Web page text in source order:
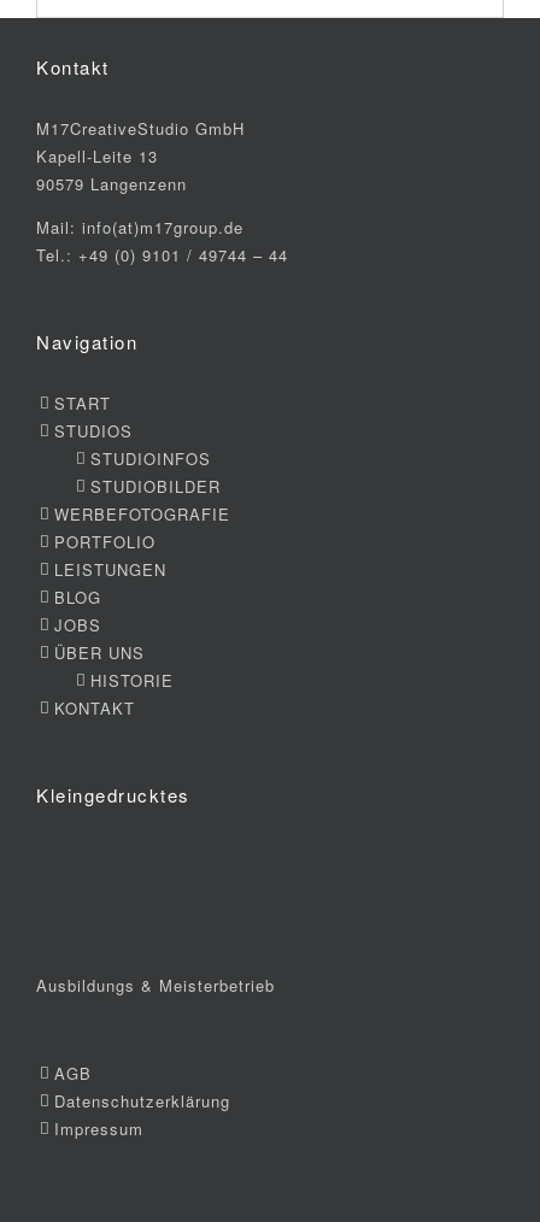
Kontakt
M17CreativeStudio GmbH
Kapell-Leite 13
90579 Langenzenn
Mail: info(at)m17group.de
Tel.: +49 (0) 9101 / 49744 – 44
Navigation
START
STUDIOS
STUDIOINFOS
STUDIOBILDER
WERBEFOTOGRAFIE
PORTFOLIO
LEISTUNGEN
BLOG
JOBS
ÜBER UNS
HISTORIE
KONTAKT
Kleingedrucktes
Ausbildungs & Meisterbetrieb
AGB
Datenschutzerklärung
Impressum